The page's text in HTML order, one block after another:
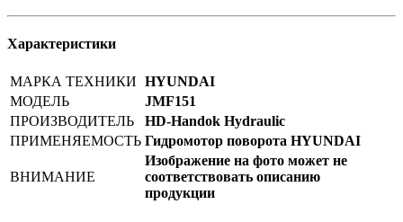
Характеристики
МАРКА ТЕХНИКИ HYUNDAI
МОДЕЛЬ
JMF151
ПРОИЗВОДИТЕЛЬ
HD-Handok Hydraulic
ПРИМЕНЯЕМОСТЬ Гидромотор поворота HYUNDAI
ВНИМАНИЕ
Изображение на фото может не
соответствовать описанию
продукции